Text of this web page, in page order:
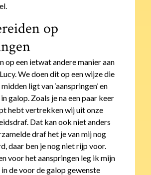
op
op een ietwat andere manier aan
We doen dit op een wijze die
ligt van ‘aanspringen’ en
in galop. Zoals je na een paar keer
hebt vertrekken wij uit onze
Dat kan ook niet anders
draf het je van mij nog
daar ben je nog niet rijp voor.
voor het aanspringen leg ik mijn
in de voor de galop gewenste